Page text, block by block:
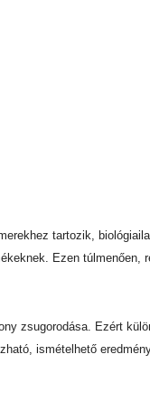
tartozik,
Ezen
zsugorodása. Ezért
ismételhető